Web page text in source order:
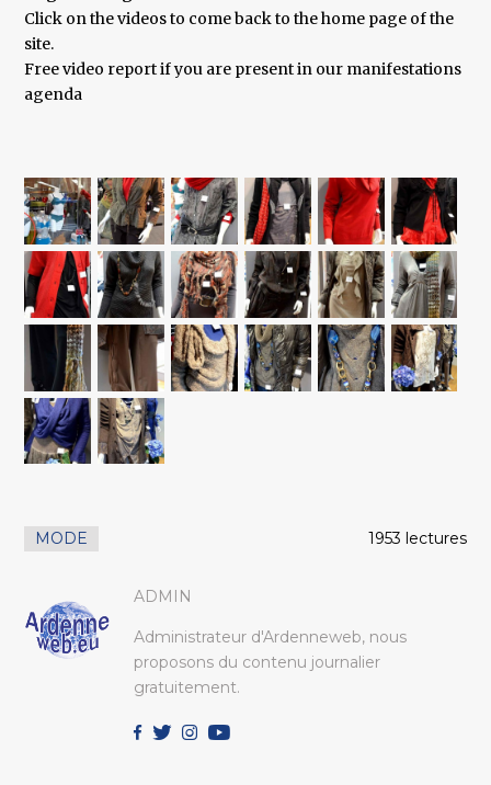
Click on the videos to come back to the home page of the
site.
Free video report if you are present in our manifestations
agenda
MODE 1953 lectures
ADMIN
Administrateur d'Ardenneweb, nous
proposons du contenu journalier
gratuitement.